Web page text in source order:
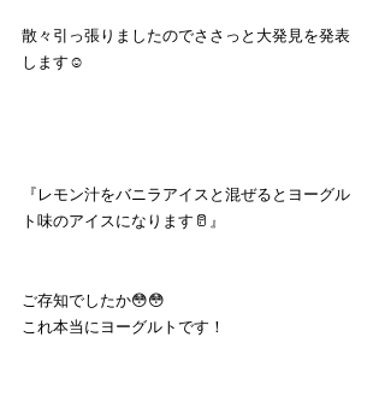
散々引っ張りましたのでささっと大発見を発表
します☺️
『レモン汁をバニラアイスと混ぜるとヨーグル
ト味のアイスになります🥛』
ご存知でしたか😳😳
これ本当にヨーグルトです！